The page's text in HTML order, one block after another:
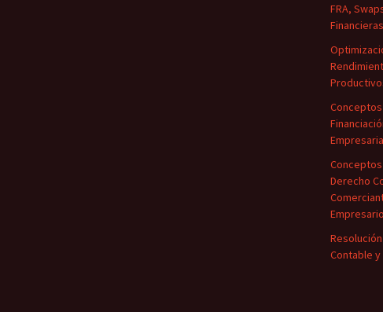
FRA,
Financieras
Derecho
Empresario
Contable